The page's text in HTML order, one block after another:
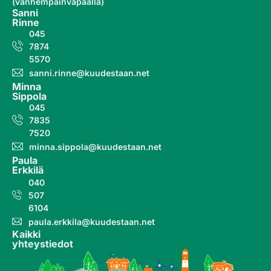
Sanni
Rinne
045
7874
5570
sanni.rinne@kuudestaan.net
Minna
Sippola
045
7835
7520
minna.sippola@kuudestaan.net
Paula
Erkkilä
040
507
6104
paula.erkkila@kuudestaan.net
Kaikki
yhteystiedot